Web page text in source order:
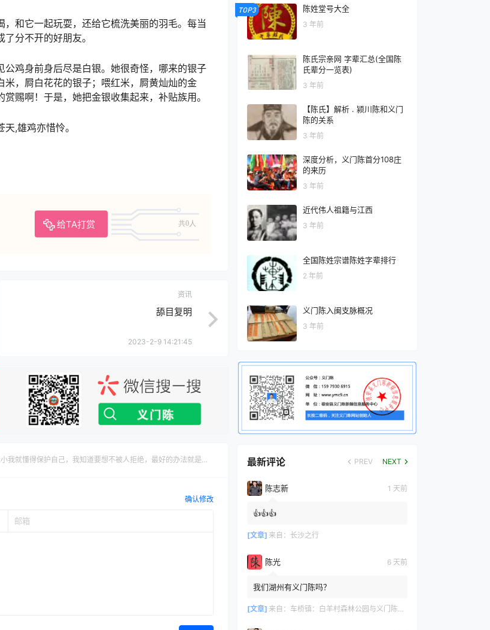
和它一起玩耍，还给它梳洗美丽的羽毛。每当
分不开的好朋友。
鸡身前身后尽是白银。她很奇怪，哪来的银子
，屙白花花的银子；喂红米，屙黄灿灿的金
赐啊！于是，她把金银收集起来，补贴族用。
,雄鸡亦惜怜。
给TA打赏 共0人
资讯
舔目复明
2023-2-9 14:21:45
我就懂得保护自己，我知道要想不被人拒绝，最好的办法就是先
确认修改
TOP3 陈姓堂号大全
3 年前
陈氏宗亲网 字辈汇总(全国陈
氏辈分一览表)
3 年前
【陈氏】解析 . 颍川陈和义门
陈的关系
3 年前
深度分析，义门陈首分108庄
的来历
3 年前
近代伟人祖籍与江西
3 年前
全国陈姓宗谱陈姓字辈排行
2 年前
义门陈入闽支脉概况
3 年前
最新评论 PREV NEXT
陈志新 1 天前
👍👍👍
[文章] 来自： 长沙之行
陈光 6 天前
我们湖州有义门陈吗？
[文章] 来自： 车桥镇：白羊村森林公园与义门陈文化产业园共绘文旅新篇章